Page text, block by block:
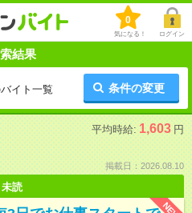
0
気になる！ ログイン
結果
イト一覧 条件の変更
平均時給: 1,603 円
掲載日：2026.08.10
未読